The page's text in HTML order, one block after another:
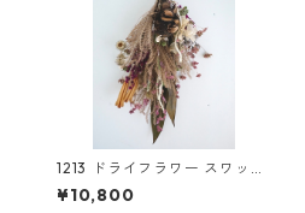
1213 ドライフラワー スワッ
グ
¥10,800